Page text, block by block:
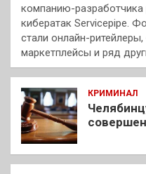
компанию-
кибератак Servicepipe.
стали онлайн-ритейлеры,
маркетплейсы и ряд
КРИМИНАЛ